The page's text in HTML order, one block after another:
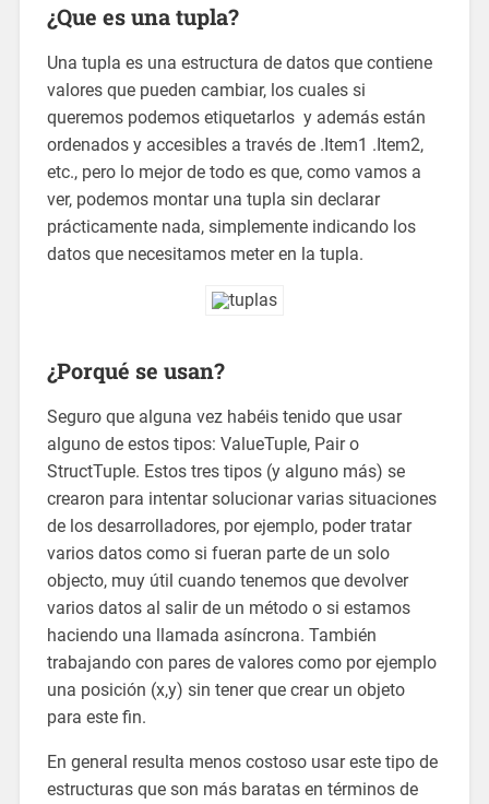
¿Que es una tupla?
Una tupla es una estructura de datos que contiene
valores que pueden cambiar, los cuales si
queremos podemos etiquetarlos y además están
ordenados y accesibles a través de .Item1 .Item2,
etc., pero lo mejor de todo es que, como vamos a
ver, podemos montar una tupla sin declarar
prácticamente nada, simplemente indicando los
datos que necesitamos meter en la tupla.
¿Porqué se usan?
Seguro que alguna vez habéis tenido que usar
alguno de estos tipos: ValueTuple, Pair o
StructTuple. Estos tres tipos (y alguno más) se
crearon para intentar solucionar varias situaciones
de los desarrolladores, por ejemplo, poder tratar
varios datos como si fueran parte de un solo
objecto, muy útil cuando tenemos que devolver
varios datos al salir de un método o si estamos
haciendo una llamada asíncrona. También
trabajando con pares de valores como por ejemplo
una posición (x,y) sin tener que crear un objeto
para este fin.
En general resulta menos costoso usar este tipo de
estructuras que son más baratas en términos de